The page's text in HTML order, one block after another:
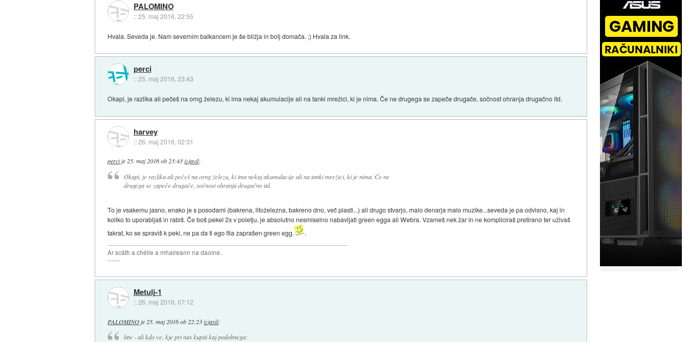
PALOMINO
::25. maj 2016, 22:55
Hvala. Seveda je. Nam severnim balkancem je še bližja in bolj domača. ;) Hvala za link.
perci
::25. maj 2016, 23:43
Okapi, je razlika ali pečeš na orng železu, ki ima nekaj akumulacije ali na tanki mrežici, ki je nima. Če ne drugega se zapeče drugače, sočnost ohranja drugačno itd.
harvey
::26. maj 2016, 02:31
percije25. maj 2016 ob 23:43 izjavil:
Okapi, je razlika ali pečeš na orng železu, ki ima nekaj akumulacije ali na tanki mrežici, ki je nima. Če ne
drugega se zapeče drugače, sočnost ohranja drugačno itd.
To je vsakemu jasno, enako je s posodami (bakrena, litoželezna, bakreno dno, več plasti...) ali drugo stvarjo, malo denarja malo muzike...seveda je pa odvisno, kaj in
koliko to uporabljaš in rabiš. Če boš pekel 2x v poletju, je absolutno nesmiselno nabavljati green egga ali Webra. Vzameš nek žar in ne kompliciraš pretirano ter uživaš
takrat, ko se spraviš k peki, ne pa da ti ego fila zaprašen green egg.
.
Ar scáth a chéile a mhaireann na daoine.
------
Metulj-1
::26. maj 2016, 07:12
PALOMINO je 25. maj 2016 ob 22:23 izjavil:
btw - ali kdo ve, kje pri nas kupiti kaj podobnega: